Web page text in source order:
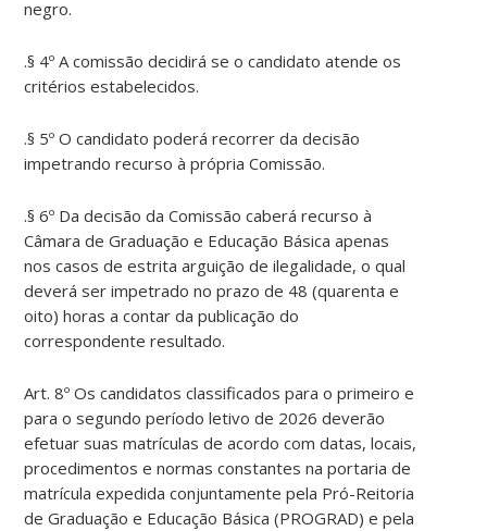
negro.
.§ 4º A comissão decidirá se o candidato atende os
critérios estabelecidos.
.§ 5º O candidato poderá recorrer da decisão
impetrando recurso à própria Comissão.
.§ 6º Da decisão da Comissão caberá recurso à
Câmara de Graduação e Educação Básica apenas
nos casos de estrita arguição de ilegalidade, o qual
deverá ser impetrado no prazo de 48 (quarenta e
oito) horas a contar da publicação do
correspondente resultado.
Art. 8º Os candidatos classificados para o primeiro e
para o segundo período letivo de 2026 deverão
efetuar suas matrículas de acordo com datas, locais,
procedimentos e normas constantes na portaria de
matrícula expedida conjuntamente pela Pró-Reitoria
de Graduação e Educação Básica (PROGRAD) e pela